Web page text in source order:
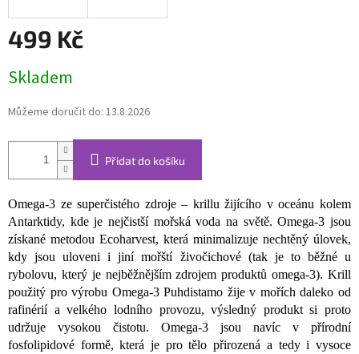
499 Kč
cena:
Skladem
Můžeme doručit do: 13.8.2026
Přidat do košíku
Omega-3 ze superčistého zdroje – krillu žijícího v oceánu kolem
Antarktidy, kde je nejčistší mořská voda na světě. Omega-3 jsou
získané metodou Ecoharvest, která minimalizuje nechtěný úlovek,
kdy jsou uloveni i jiní mořští živočichové (tak je to běžné u
rybolovu, který je nejběžnějším zdrojem produktů omega-3). Krill
použitý pro výrobu Omega-3 Puhdistamo žije v mořích daleko od
rafinérií a velkého lodního provozu, výsledný produkt si proto
udržuje vysokou čistotu. Omega-3 jsou navíc v přírodní
fosfolipidové formě, která je pro tělo přirozená a tedy i vysoce